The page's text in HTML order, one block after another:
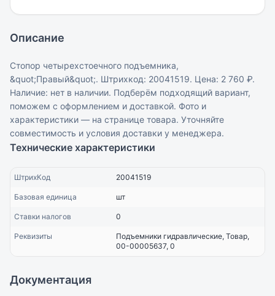
Описание
Стопор четырехстоечного подъемника,
&quot;Правый&quot;. Штрихкод: 20041519. Цена: 2 760 ₽.
Наличие: нет в наличии. Подберём подходящий вариант,
поможем с оформлением и доставкой. Фото и
характеристики — на странице товара. Уточняйте
совместимость и условия доставки у менеджера.
Технические характеристики
ШтрихКод 20041519
Базовая единица шт
Ставки налогов 0
Реквизиты
Подъемники гидравлические, Товар,
00-00005637, 0
Документация